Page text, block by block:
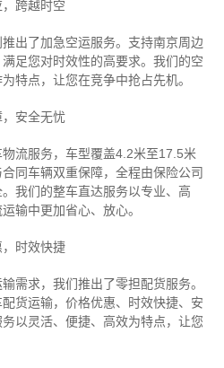
跨越时空
出了加急空运服务。支持南京周边
足您对时效性的高要求。我们的空
特点，让您在竞争中抢占先机。
安全无忧
流服务，车型覆盖4.2米至17.5米
同车辆双重保障，全程由保险公司
我们的整车直达服务以专业、高
输中更加省心、放心。
时效快捷
需求，我们推出了零担配货服务。
货运输，价格优惠、时效快捷、安
以灵活、便捷、高效为特点，让您